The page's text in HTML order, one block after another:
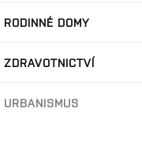
RODINNÉ DOMY
ZDRAVOTNICTVÍ
URBANISMUS